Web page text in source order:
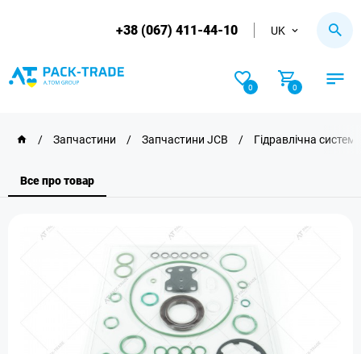
+38 (067) 411-44-10 UK
0 0
/ Запчастини / Запчастини JCB / Гідравлічна система
Все про товар